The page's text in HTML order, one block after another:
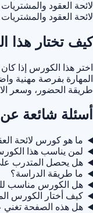
لائحة العقود
لائحة العقود
كيف تختار هذا
اختر هذا الكورس إذا
المهارة بفرصة مهنية
طريقة الحضور، وسعر
أسئلة شائعة
ما هو كورس لائحة
لمن يناسب هذا
هل يحصل المتدرب
ما طريقة الدراسة؟
هل الكورس مناسب
كيف أختار الكورس
هل هذه الصفحة تغني